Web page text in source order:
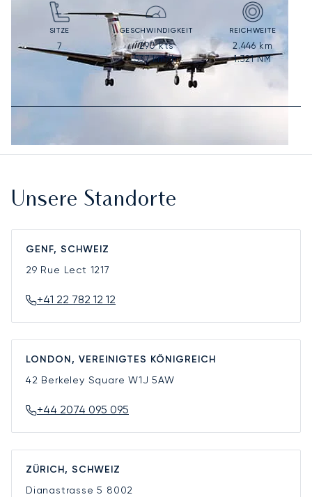
SITZE
7
GESCHWINDIGKEIT
290kts
537km/h
REICHWEITE
2.446km
1.321NM
Unsere Standorte
GENF, SCHWEIZ
29 Rue Lect 1217
+41 22 782 12 12
LONDON, VEREINIGTES KÖNIGREICH
42 Berkeley SquareW1J 5AW
+44 2074 095 095
ZÜRICH, SCHWEIZ
Dianastrasse 5 8002